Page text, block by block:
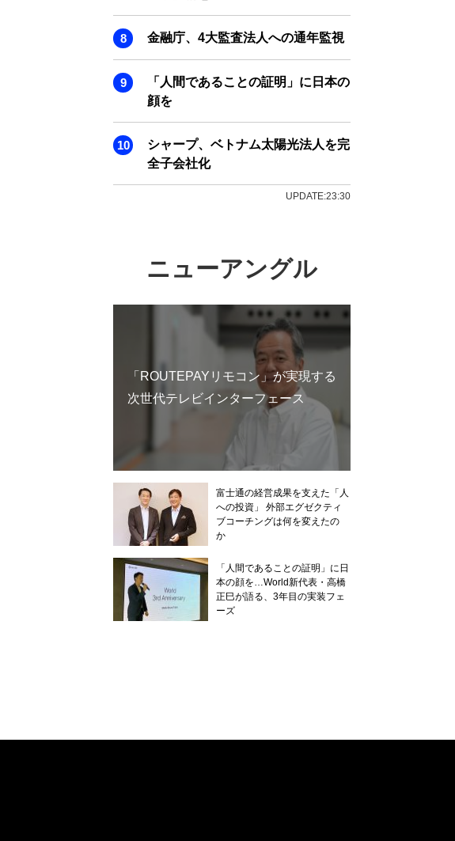
金融庁、4大監査法人への通年監視
「人間であることの証明」に日本の
顔を
シャープ、ベトナム太陽光法人を完
全子会社化
UPDATE:23:30
ニューアングル
「ROUTEPAYリモコン」が実現する
次世代テレビインターフェース
富士通の経営成果を支えた「人
への投資」 外部エグゼクティ
ブコーチングは何を変えたの
か
「人間であることの証明」に日
本の顔を…World新代表・高橋
正巳が語る、3年目の実装フェ
ーズ